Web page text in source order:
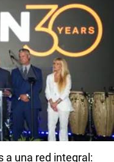
a una red integral: